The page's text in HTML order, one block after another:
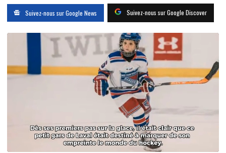
Suivez-nous sur Google News Suivez-nous sur Google Discover